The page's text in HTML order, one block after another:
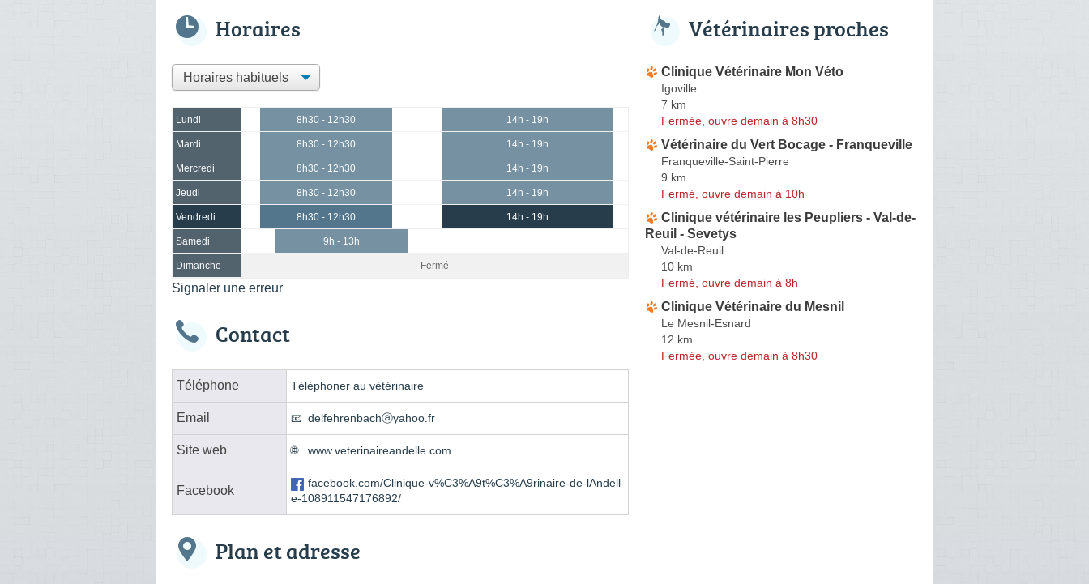
Horaires
Lundi 8h30 - 12h30 14h - 19h
Mardi 8h30 - 12h30 14h - 19h
Mercredi 8h30 - 12h30 14h - 19h
Jeudi 8h30 - 12h30 14h - 19h
Vendredi 8h30 - 12h30 14h - 19h
Samedi 9h - 13h
Dimanche Fermé
Signaler une erreur
Contact
Téléphone Téléphoner au vétérinaire
Email delfehrenbachⓐyahoo.fr
Site web www.veterinaireandelle.com
Facebook
facebook.com/Clinique-v%C3%A9t%C3%A9rinaire-de-lAndell
e-108911547176892/
Plan et adresse
Vétérinaires proches
Clinique Vétérinaire Mon Véto
Igoville
7 km
Fermée, ouvre demain à 8h30
Vétérinaire du Vert Bocage - Franqueville
Franqueville-Saint-Pierre
9 km
Fermé, ouvre demain à 10h
Clinique vétérinaire les Peupliers - Val-de-
Reuil - Sevetys
Val-de-Reuil
10 km
Fermé, ouvre demain à 8h
Clinique Vétérinaire du Mesnil
Le Mesnil-Esnard
12 km
Fermée, ouvre demain à 8h30